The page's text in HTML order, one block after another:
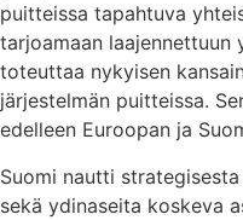
puitteissa tapahtuva
tarjoamaan laajennettuun
toteuttaa nykyisen
järjestelmän puitteissa.
edelleen Euroopan ja
Suomi nautti
sekä ydinaseita koskeva